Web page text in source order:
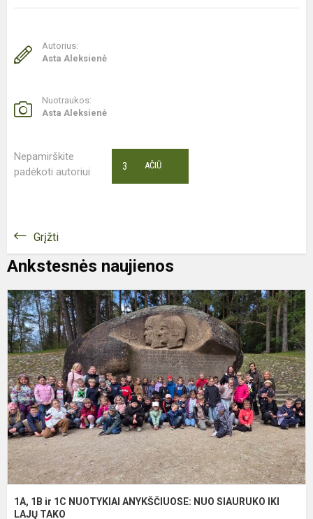
Autorius:
Asta Aleksienė
Nuotraukos:
Asta Aleksienė
Nepamirškite
padėkoti autoriui
AČIŪ
3
Grįžti
Ankstesnės naujienos
1A, 1B ir 1C NUOTYKIAI ANYKŠČIUOSE: NUO SIAURUKO IKI
LAJŲ TAKO